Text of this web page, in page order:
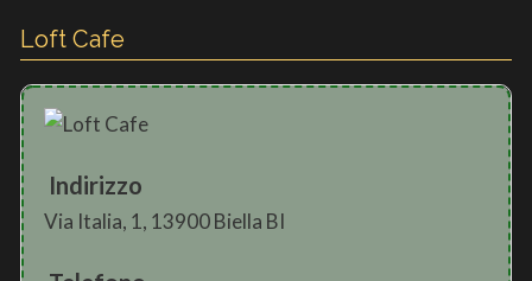
Loft Cafe
Indirizzo
Via Italia, 1, 13900 Biella BI